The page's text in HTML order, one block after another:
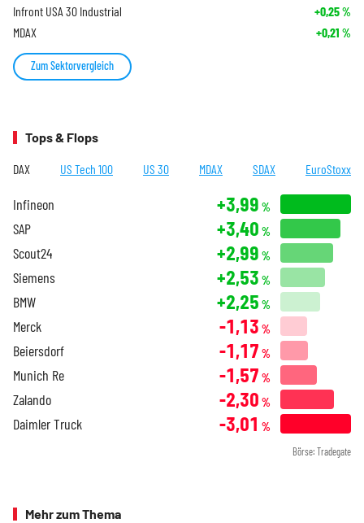
Infront USA 30 Industrial +0,25%
MDAX +0,21 %
Zum Sektorvergleich
Tops & Flops
DAX US Tech 100 US 30 MDAX SDAX EuroStoxx
Infineon +3,99 %
SAP +3,40 %
Scout24 +2,99 %
Siemens +2,53 %
BMW +2,25 %
Merck -1,13 %
Beiersdorf -1,17 %
Munich Re -1,57 %
Zalando -2,30 %
Daimler Truck -3,01 %
Börse: Tradegate
Mehr zum Thema